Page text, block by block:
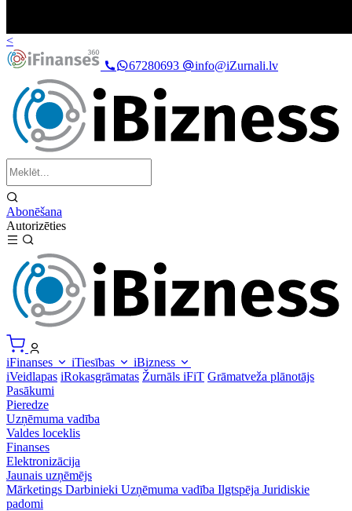
<
67280693
info@iZurnali.lv
Abonēšana
Autorizēties
iFinanses iTiesības
iBizness
iVeidlapas iRokasgrāmatas Žurnāls iFiT Grāmatveža plānotājs
Pasākumi
Pieredze
Uzņēmuma vadība
Valdes loceklis
Finanses
Elektronizācija
Jaunais uzņēmējs
Mārketings Darbinieki Uzņēmuma vadība Ilgtspēja Juridiskie
padomi